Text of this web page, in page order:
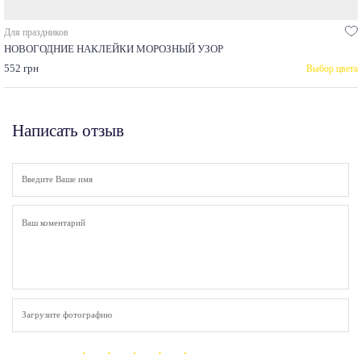
Для праздников
НОВОГОДНИЕ НАКЛЕЙКИ МОРОЗНЫЙ УЗОР
552 грн
Выбор цвета
Написать отзыв
Загрузите фотографию